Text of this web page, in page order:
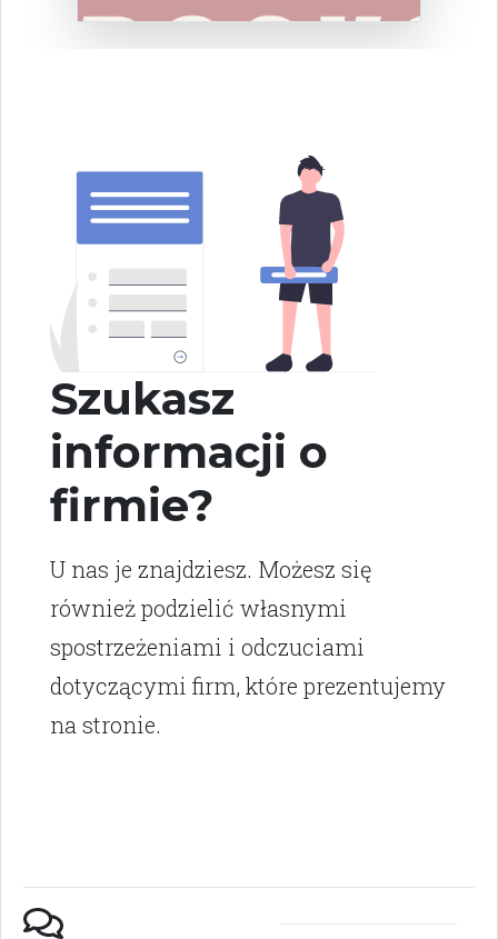
Szukasz
informacji o
firmie?
U nas je znajdziesz. Możesz się
również podzielić własnymi
spostrzeżeniami i odczuciami
dotyczącymi firm, które prezentujemy
na stronie.